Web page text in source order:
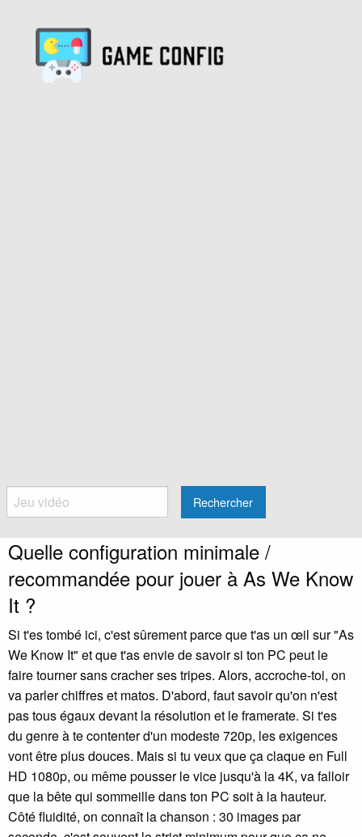
Rechercher
Quelle configuration minimale /
recommandée pour jouer à As We Know
It ?
Si t'es tombé ici, c'est sûrement parce que t'as un œil sur "As
We Know It" et que t'as envie de savoir si ton PC peut le
faire tourner sans cracher ses tripes. Alors, accroche-toi, on
va parler chiffres et matos. D'abord, faut savoir qu'on n'est
pas tous égaux devant la résolution et le framerate. Si t'es
du genre à te contenter d'un modeste 720p, les exigences
vont être plus douces. Mais si tu veux que ça claque en Full
HD 1080p, ou même pousser le vice jusqu'à la 4K, va falloir
que la bête qui sommeille dans ton PC soit à la hauteur.
Côté fluidité, on connaît la chanson : 30 images par